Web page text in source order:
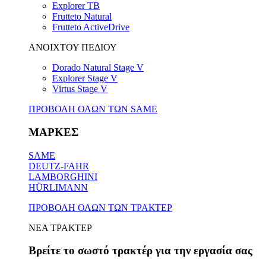
Explorer TB
Frutteto Natural
Frutteto ActiveDrive
ΑΝΟΙΧΤΟΥ ΠΕΔΙΟΥ
Dorado Natural Stage V
Explorer Stage V
Virtus Stage V
ΠΡΟΒΟΛΗ ΟΛΩΝ ΤΩΝ SAME
ΜΑΡΚΕΣ
SAME
DEUTZ-FAHR
LAMBORGHINI
HÜRLIMANN
ΠΡΟΒΟΛΗ ΟΛΩΝ ΤΩΝ ΤΡΑΚΤΕΡ
ΝΕΑ ΤΡΑΚΤΕΡ
Βρείτε το σωστό τρακτέρ για την εργασία σας